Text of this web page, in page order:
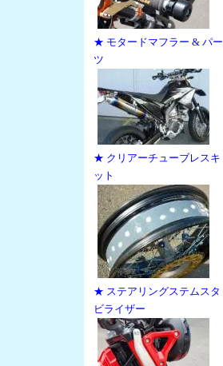
★ モタードマフラー & パー
ツ
★ クリアーチューブレスキ
ット
★ ステアリングステムスタ
ビライザー